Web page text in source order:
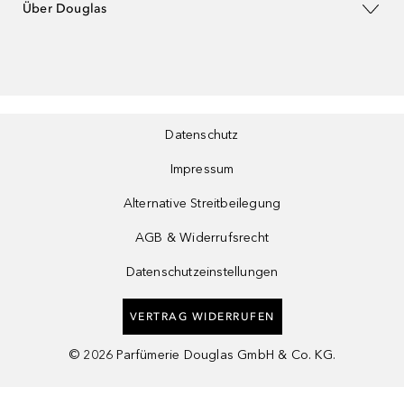
Über Douglas
Datenschutz
Impressum
Alternative Streitbeilegung
AGB & Widerrufsrecht
Datenschutzeinstellungen
VERTRAG WIDERRUFEN
© 2026 Parfümerie Douglas GmbH & Co. KG.